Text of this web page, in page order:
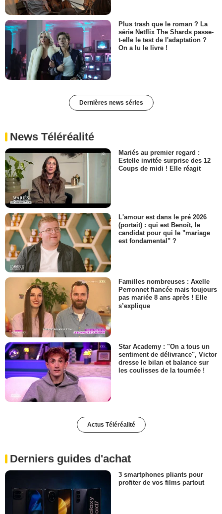
Plus trash que le roman ? La
série Netflix The Shards passe-
t-elle le test de l'adaptation ?
On a lu le livre !
Dernières news séries
News Téléréalité
Mariés au premier regard :
Estelle invitée surprise des 12
Coups de midi ! Elle réagit
L'amour est dans le pré 2026
(portait) : qui est Benoît, le
candidat pour qui le "mariage
est fondamental" ?
Familles nombreuses : Axelle
Perronnet fiancée mais toujours
pas mariée 8 ans après ! Elle
s’explique
Star Academy : "On a tous un
sentiment de délivrance", Victor
dresse le bilan et balance sur
les coulisses de la tournée !
Actus Téléréalité
Derniers guides d'achat
3 smartphones pliants pour
profiter de vos films partout